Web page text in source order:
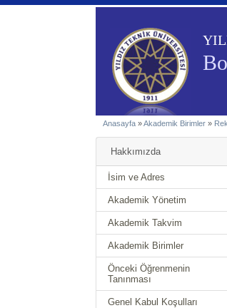
Anasayfa »Akademik Birimler »
Hakkımızda
İsim ve Adres
Akademik Yönetim
Akademik Takvim
Akademik Birimler
Önceki Öğrenmenin
Tanınması
Genel Kabul Koşulları